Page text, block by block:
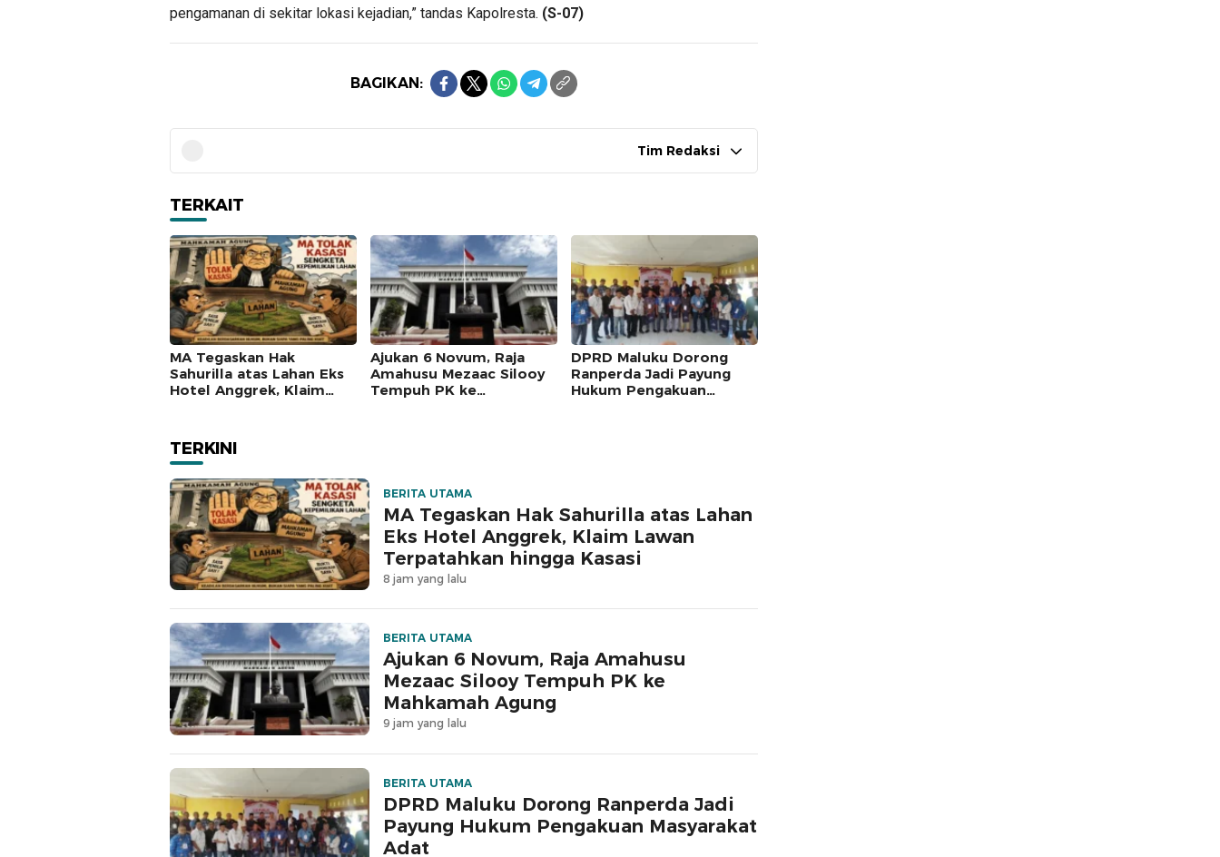
pengamanan di sekitar lokasi kejadian,” tandas Kapolresta. (S-07)
BAGIKAN:
Tim Redaksi
TERKAIT
MA Tegaskan Hak
Sahurilla atas Lahan Eks
Hotel Anggrek, Klaim
Ajukan 6 Novum, Raja
Amahusu Mezaac Silooy
Tempuh PK ke
DPRD Maluku Dorong
Ranperda Jadi Payung
Hukum Pengakuan
TERKINI
BERITA UTAMA
MA Tegaskan Hak Sahurilla atas Lahan
Eks Hotel Anggrek, Klaim Lawan
Terpatahkan hingga Kasasi
8 jam yang lalu
BERITA UTAMA
Ajukan 6 Novum, Raja Amahusu
Mezaac Silooy Tempuh PK ke
Mahkamah Agung
9 jam yang lalu
BERITA UTAMA
DPRD Maluku Dorong Ranperda Jadi
Payung Hukum Pengakuan Masyarakat
Adat